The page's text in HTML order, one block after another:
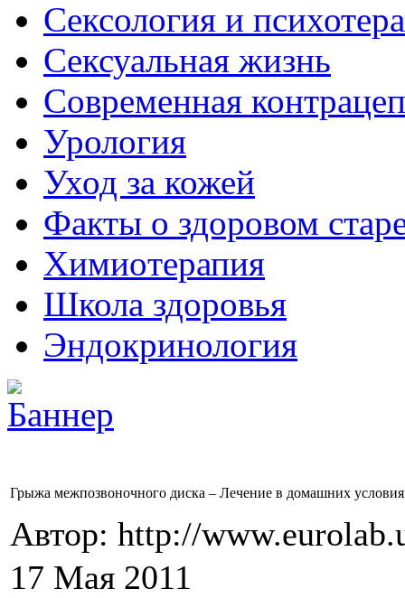
Сексология и
Сексуальная жизнь
Современная
Урология
Уход за кожей
Факты о здоровом
Химиoтерапия
Школа здоровья
Эндокринология
Грыжа межпозвоночного диска – Лечение в домашних
Автор: http://
17 Мая 2011